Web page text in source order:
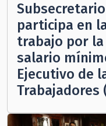
participa en
trabajo por
salario
Ejecutivo de
Trabajadores